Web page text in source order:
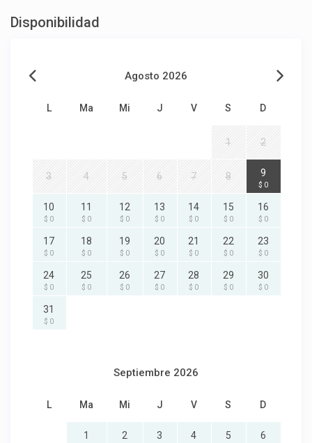
Disponibilidad
Agosto 2026
L Ma Mi J V S D
1 2
3 4 5 6 7 8 9
$ 0
10
$ 0
11
$ 0
12
$ 0
13
$ 0
14
$ 0
15
$ 0
16
$ 0
17
$ 0
18
$ 0
19
$ 0
20
$ 0
21
$ 0
22
$ 0
23
$ 0
24
$ 0
25
$ 0
26
$ 0
27
$ 0
28
$ 0
29
$ 0
30
$ 0
31
$ 0
Septiembre 2026
L Ma Mi J V S D
1 2 3 4 5 6